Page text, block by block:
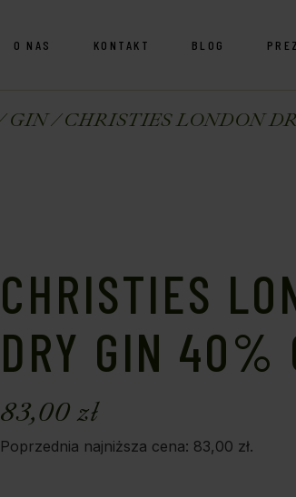
O NAS KONTAKT BLOG
GIN CHRISTIES LONDON
CHRISTIES
DRY GIN 40%
83,00zł
Poprzednia najniższa cena: 83,00 zł.